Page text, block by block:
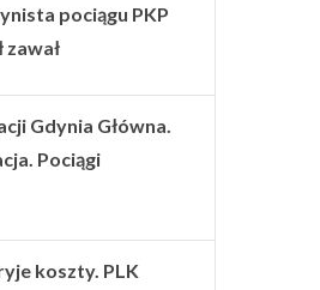
pociągu PKP
zawał
Gdynia Główna.
Pociągi
koszty. PLK